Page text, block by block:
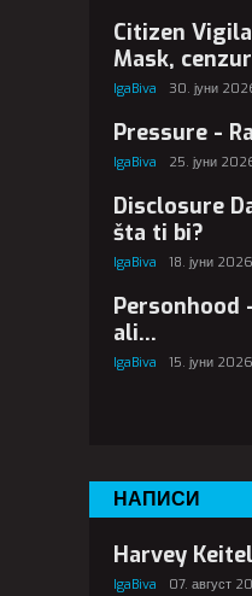
Citizen
Mask,
IgaBiva 30. јуни
Pressure -
IgaBiva 25. јуни
Disclosure
šta ti bi?
IgaBiva 18. јуни
Personhood
ali...
IgaBiva 15. јуни
НАПИСИ
Harvey
IgaBiva 07. август